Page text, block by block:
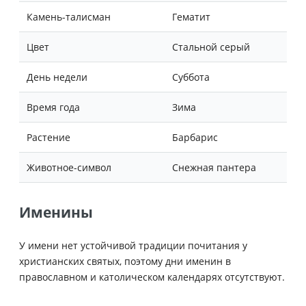
Камень-талисман Гематит
Цвет Стальной серый
День недели Суббота
Время года Зима
Растение Барбарис
Животное-символ Снежная пантера
Именины
У имени нет устойчивой традиции почитания у
христианских святых, поэтому дни именин в
православном и католическом календарях отсутствуют.